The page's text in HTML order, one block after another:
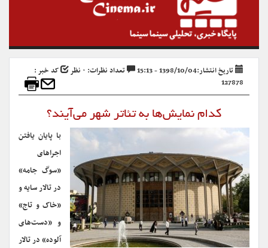
تاریخ انتشار:1398/10/04 - 15:13 تعداد نظرات: ۰ نظر
کد خبر :
127878
کدام نمایش‌ها به تئاتر شهر می‌آیند؟
با پایان یافتن
اجراهای
«سوگ جامه»
در تالار سایه و
«خاک و تاج»
و «دست‌های
آلوده» در تالار